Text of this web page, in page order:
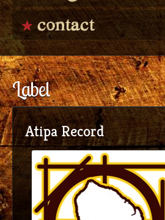
Label
Atipa Record